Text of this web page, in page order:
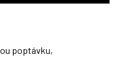
poptávku,